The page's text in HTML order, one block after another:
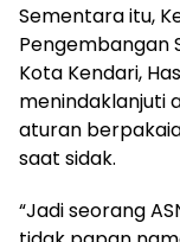
Sementara itu,
Pengembangan
Kota Kendari,
menindaklanjuti
aturan
saat sidak.
“Jadi seorang